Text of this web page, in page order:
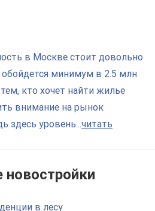
в Москве стоит довольно
обойдется минимум в 2.5 млн
кто хочет найти жилье
внимание на рынок
здесь уровень...читать